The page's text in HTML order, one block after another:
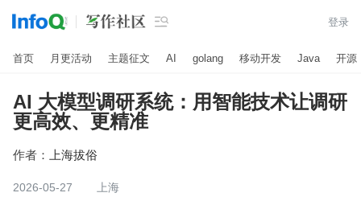
 登录
首页 月更活动 主题征文 AI golang 移动开发 Java 开源
AI 大模型调研系统：用智能技术让调研
更高效、更精准
作者： 上海拔俗
2026-05-27
上海